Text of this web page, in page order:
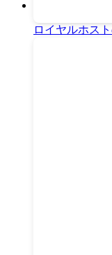
ロイヤルホス